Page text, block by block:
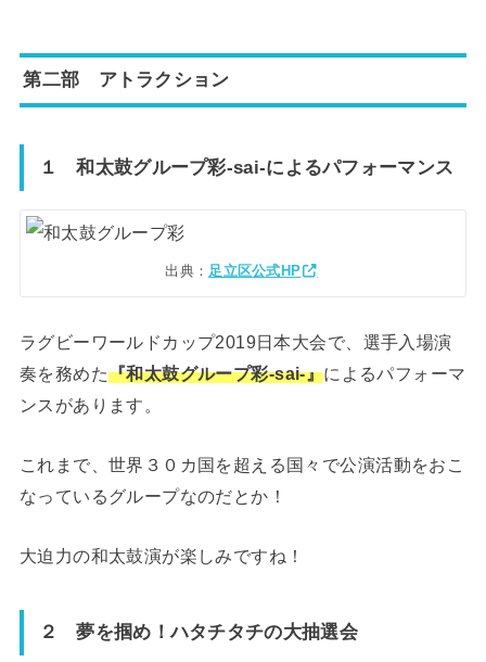
第二部 アトラクション
１ 和太鼓グループ彩-sai-によるパフォーマンス
出典： 足立区公式HP
ラグビーワールドカップ2019日本大会で、選手入場演
奏を務めた『和太鼓グループ彩-sai-』によるパフォーマ
ンスがあります。
これまで、世界３０カ国を超える国々で公演活動をおこ
なっているグループなのだとか！
大迫力の和太鼓演が楽しみですね！
２ 夢を掴め！ハタチタチの大抽選会